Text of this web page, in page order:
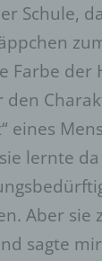
Schule,
Farbe der
den
eines
lernte
Aber sie
sagte
/
dient dazu,
und
und